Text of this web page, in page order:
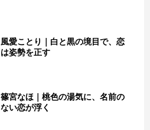
風愛ことり｜白と黒の境目で、恋
は姿勢を正す
篠宮なほ｜桃色の湯気に、名前の
ない恋が浮く